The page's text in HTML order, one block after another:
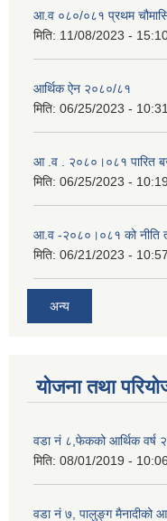
आ.व ०८०/०८१ प्रथम
मिति: 11/08/2023 -
आर्थिक ऐन २०८०/८१
मिति: 06/25/2023 - 10:31
आ .व . २०८०।०८१ पारित
मिति: 06/25/2023 - 10:19
आ.व -२०८०।०८१ को नीति
मिति: 06/21/2023 - 10:57
अन्य
योजना तथा
वडा नं ८,फेकको आर्थिक वर्ष
मिति: 08/01/2019 - 10:06
वडा नं ७, पालुङ्ग मैनादीको